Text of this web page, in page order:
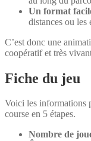
Un format
distances ou les
C’est donc une
coopératif et très
Fiche du jeu
Voici les informations
course en 5 étapes.
Nombre de